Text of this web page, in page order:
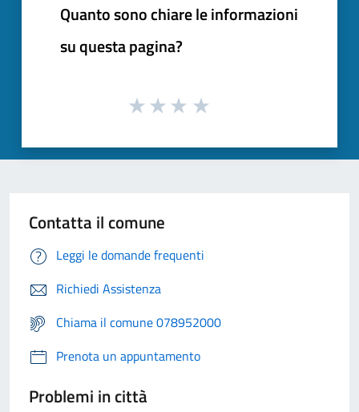
Quanto sono chiare le informazioni
su questa pagina?
Contatta il comune
Leggi le domande frequenti
Richiedi Assistenza
Chiama il comune 078952000
Prenota un appuntamento
Problemi in città